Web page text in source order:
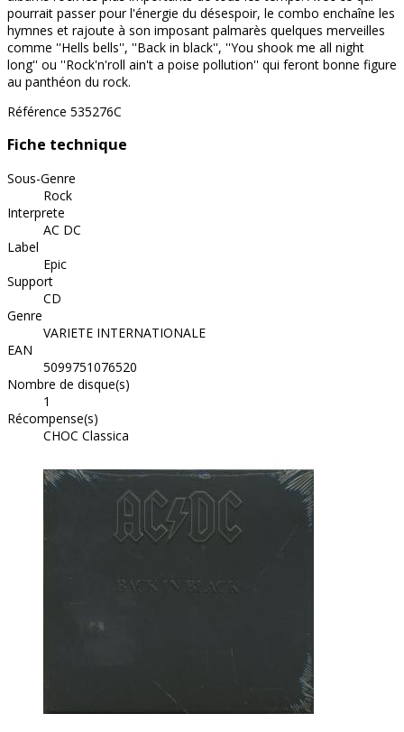
pourrait passer pour l'énergie du désespoir, le combo enchaîne les
hymnes et rajoute à son imposant palmarès quelques merveilles
comme ''Hells bells'', ''Back in black'', ''You shook me all night
long'' ou ''Rock'n'roll ain't a poise pollution'' qui feront bonne figure
au panthéon du rock.
Référence 535276C
Fiche technique
Sous-Genre
Rock
Interprete
AC DC
Label
Epic
Support
CD
Genre
VARIETE INTERNATIONALE
EAN
5099751076520
Nombre de disque(s)
1
Récompense(s)
CHOC Classica